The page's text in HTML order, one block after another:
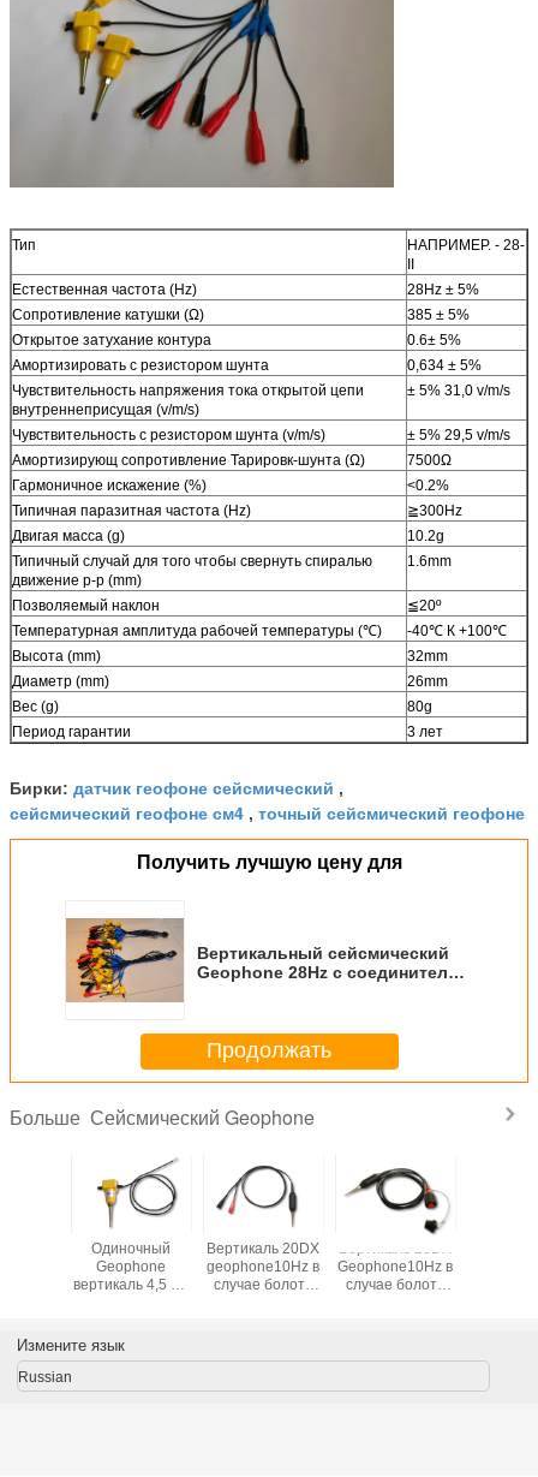
Тип
НАПРИМЕР. - 28-
II
Естественная частота (Hz)
28Hz ± 5%
Сопротивление катушки (Ω)
385 ± 5%
Открытое затухание контура
0.6± 5%
Амортизировать с резистором шунта
0,634 ± 5%
Чувствительность напряжения тока открытой цепи
внутреннеприсущая (v/m/s)
± 5% 31,0 v/m/s
Чувствительность с резистором шунта (v/m/s)
± 5% 29,5 v/m/s
Амортизирующ сопротивление Тарировк-шунта (Ω)
7500Ω
Гармоничное искажение (%)
<0.2%
Типичная паразитная частота (Hz)
≧300Hz
Двигая масса (g)
10.2g
Типичный случай для того чтобы свернуть спиралью
движение p-p (mm)
1.6mm
Позволяемый наклон
≦20º
Температурная амплитуда рабочей температуры (℃)
-40℃ К +100℃
Высота (mm)
32mm
Диаметр (mm)
26mm
Вес (g)
80g
Период гарантии
3 лет
Бирки: датчик геофоне сейсмический ,
сейсмический геофоне см4 , точный сейсмический геофоне
Получить лучшую цену для
Вертикальный сейсмический
Geophone 28Hz с соединителем
Продолжать
Больше Сейсмический Geophone
с
1м
Одиночный
Geophone
вертикаль 4,5 Hz
Вертикаль 20DX
geophone10Hz в
случае болота
Geophone10Hz в
случае болота
Измените язык
Russian